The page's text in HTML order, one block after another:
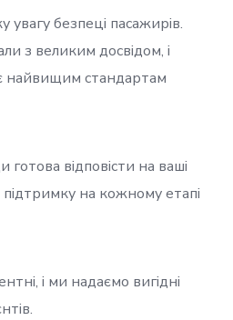
увагу безпеці пасажирів.
з великим досвідом, і
найвищим стандартам
відповісти на ваші
на кожному етапі
і ми надаємо вигідні